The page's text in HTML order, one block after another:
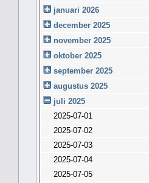
januari 2026
december 2025
november 2025
oktober 2025
september 2025
augustus 2025
juli 2025
2025-07-01
2025-07-02
2025-07-03
2025-07-04
2025-07-05